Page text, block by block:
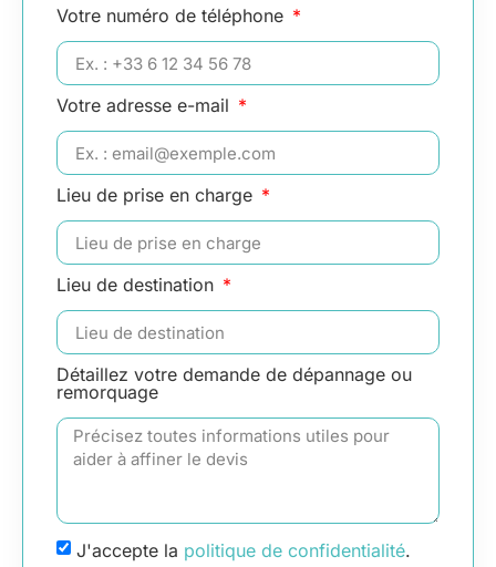
Votre numéro de téléphone
Votre adresse e-mail
Lieu de prise en charge
Lieu de destination
Détaillez votre demande de dépannage ou
remorquage
J'accepte la politique de confidentialité.